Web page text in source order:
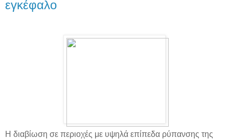
εγκέφαλο
Η διαβίωση σε περιοχές με υψηλά επίπεδα ρύπανσης της